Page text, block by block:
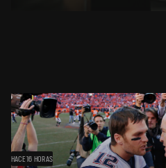
HACE 16 HORAS